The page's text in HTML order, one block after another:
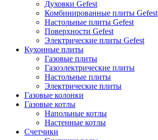
Духовки Gefest
Комбинированные плиты Gefest
Настольные плиты Gefest
Поверхности Gefest
Электрические плиты Gefest
Кухонные плиты
Газовые плиты
Газоэлектрические плиты
Настольные плиты
Электрические плиты
Газовые колонки
Газовые котлы
Напольные котлы
Настенные котлы
Счетчики